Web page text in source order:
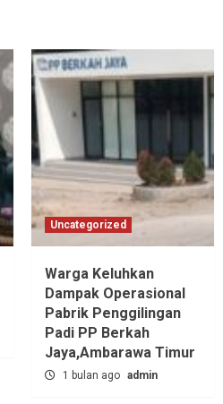
Uncategorized
Warga Keluhkan
Dampak Operasional
Pabrik Penggilingan
Padi PP Berkah
Jaya,‎Ambarawa Timur
1 bulan ago admin